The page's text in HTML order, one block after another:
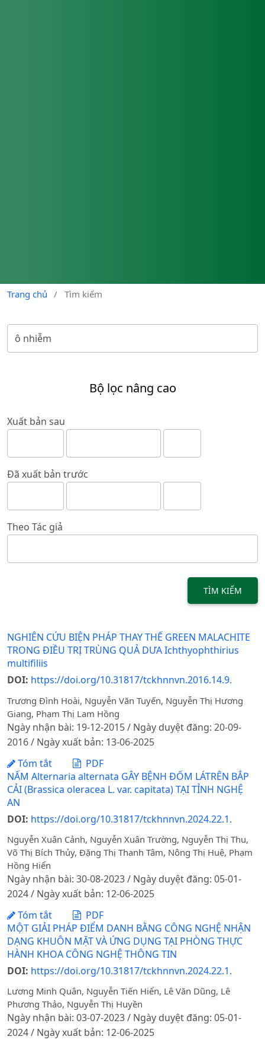
Trang chủ / Tìm kiếm
Bộ lọc nâng cao
Xuất bản sau
Đã xuất bản trước
Theo Tác giả
TÌM KIẾM
NGHIÊN CỨU BIỆN PHÁP THAY THẾ GREEN MALACHITE
TRONG ĐIỀU TRỊ TRÙNG QUẢ DƯA Ichthyophthirius
multifiliis
DOI: https://doi.org/10.31817/tckhnnvn.2016.14.9.
Trương Đình Hoài, Nguyễn Văn Tuyến, Nguyễn Thị Hương
Giang, Phạm Thị Lam Hồng
Ngày nhận bài: 19-12-2015 / Ngày duyệt đăng: 20-09-
2016 / Ngày xuất bản: 13-06-2025
Tóm tắt
PDF
NẤM Alternaria alternata GÂY BỆNH ĐỐM LÁTRÊN BẮP
CẢI (Brassica oleracea L. var. capitata) TẠI TỈNH NGHỆ
AN
DOI: https://doi.org/10.31817/tckhnnvn.2024.22.1.
Nguyễn Xuân Cảnh, Nguyễn Xuân Trường, Nguyễn Thị Thu,
Võ Thị Bích Thủy, Đặng Thị Thanh Tâm, Nông Thị Huệ, Phạm
Hồng Hiển
Ngày nhận bài: 30-08-2023 / Ngày duyệt đăng: 05-01-
2024 / Ngày xuất bản: 12-06-2025
Tóm tắt
PDF
MỘT GIẢI PHÁP ĐIỂM DANH BẰNG CÔNG NGHỆ NHẬN
DẠNG KHUÔN MẶT VÀ ỨNG DỤNG TẠI PHÒNG THỰC
HÀNH KHOA CÔNG NGHỆ THÔNG TIN
DOI: https://doi.org/10.31817/tckhnnvn.2024.22.1.
Lương Minh Quân, Nguyễn Tiến Hiển, Lê Văn Dũng, Lê
Phương Thảo, Nguyễn Thị Huyền
Ngày nhận bài: 03-07-2023 / Ngày duyệt đăng: 05-01-
2024 / Ngày xuất bản: 12-06-2025